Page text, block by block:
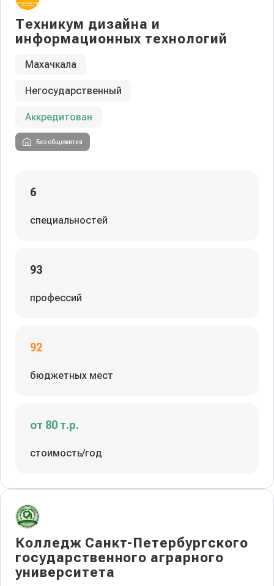
Техникум дизайна и
информационных технологий
Махачкала
Негосударственный
Аккредитован
Без общежития
6
специальностей
93
профессий
92
бюджетных мест
от 80 т.р.
стоимость/год
Колледж Санкт-Петербургского
государственного аграрного
университета